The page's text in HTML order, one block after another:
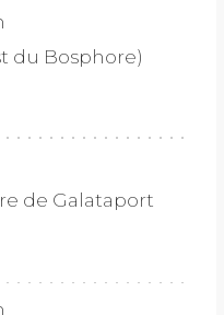
du Bosphore)
de Galataport